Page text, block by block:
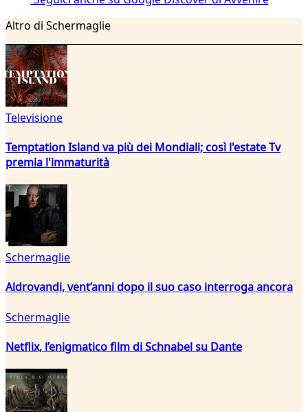
Altro di Schermaglie
Televisione
Temptation Island va più dei Mondiali; così l'estate Tv
premia l'immaturità
Schermaglie
Aldrovandi, vent’anni dopo il suo caso interroga ancora
Schermaglie
Netflix, l’enigmatico film di Schnabel su Dante